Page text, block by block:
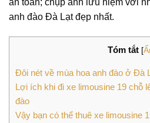
anh đào Đà Lạt đẹp nhất.
Tóm tắt [
Đôi nét về mùa hoa anh đào ở Đà
Lợi ích khi đi xe limousine 19 chỗ
đào
Vậy bạn có thể thuê xe limousine